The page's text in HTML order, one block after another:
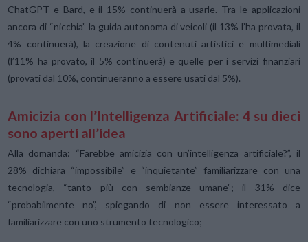
ChatGPT e Bard, e il 15% continuerà a usarle. Tra le applicazioni
ancora di “nicchia” la guida autonoma di veicoli (il 13% l’ha provata, il
4% continuerà), la creazione di contenuti artistici e multimediali
(l’11% ha provato, il 5% continuerà) e quelle per i servizi finanziari
(provati dal 10%, continueranno a essere usati dal 5%).
Amicizia con l’Intelligenza Artificiale: 4 su dieci
sono aperti all’idea
Alla domanda: “Farebbe amicizia con un’intelligenza artificiale?”, il
28% dichiara “impossibile” e “inquietante” familiarizzare con una
tecnologia, “tanto più con sembianze umane”; il 31% dice
“probabilmente no”, spiegando di non essere interessato a
familiarizzare con uno strumento tecnologico;